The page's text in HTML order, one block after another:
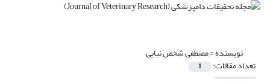
نویسنده =مصطفی شخص نیایی
تعداد مقالات: 1